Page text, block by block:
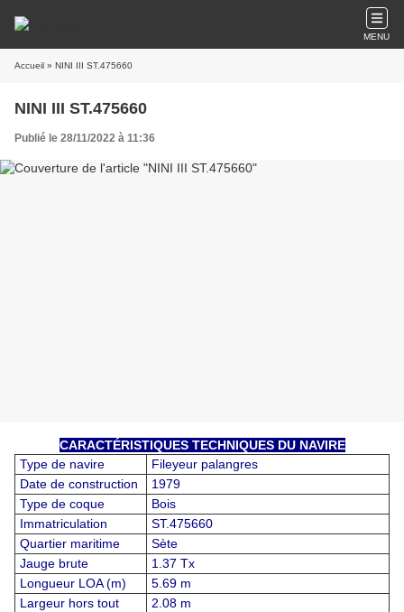
MENU
Accueil » NINI III ST.475660
NINI III ST.475660
Publié le 28/11/2022 à 11:36
CARACTÉRISTIQUES TECHNIQUES DU NAVIRE
Type de navire
Fileyeur palangres
Date de construction
1979
Type de coque
Bois
Immatriculation
ST.475660
Quartier maritime
Sète
Jauge brute
1.37 Tx
Longueur LOA (m)
5.69 m
Largeur hors tout
2.08 m